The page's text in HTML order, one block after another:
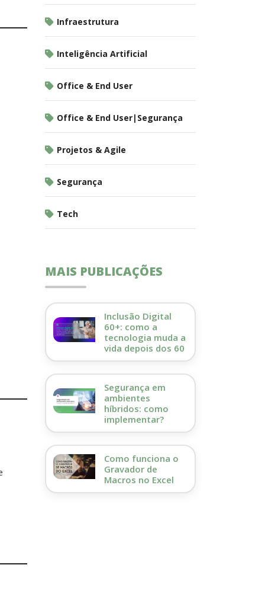
Infraestrutura
Inteligência Artificial
Office & End User
Office & End User|Segurança
Projetos & Agile
Segurança
Tech
MAIS PUBLICAÇÕES
Inclusão Digital
60+: como a
tecnologia muda a
vida depois dos 60
Segurança em
ambientes
híbridos: como
implementar?
Como funciona o
Gravador de
Macros no Excel